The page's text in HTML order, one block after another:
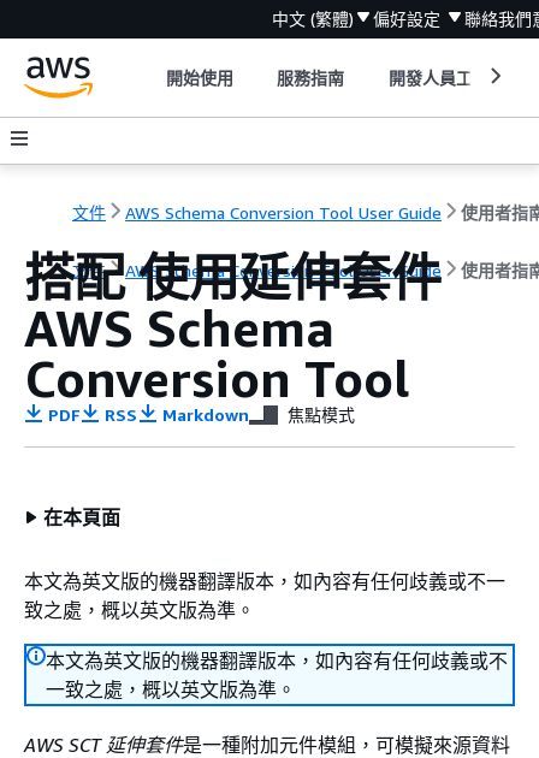
中文 (繁體) 偏好設定 聯絡我們
開始使用 服務指南 開發人員工具
文件 AWS Schema Conversion Tool User Guide 使用者指
文件 AWS Schema Conversion Tool User Guide 使用者指
搭配 使用延伸套件
AWS Schema
Conversion Tool
PDF RSS Markdown 焦點模式
在本頁面
本文為英文版的機器翻譯版本，如內容有任何歧義或不一
致之處，概以英文版為準。
本文為英文版的機器翻譯版本，如內容有任何歧義或不
一致之處，概以英文版為準。
AWS SCT 延伸套件是一種附加元件模組，可模擬來源資料